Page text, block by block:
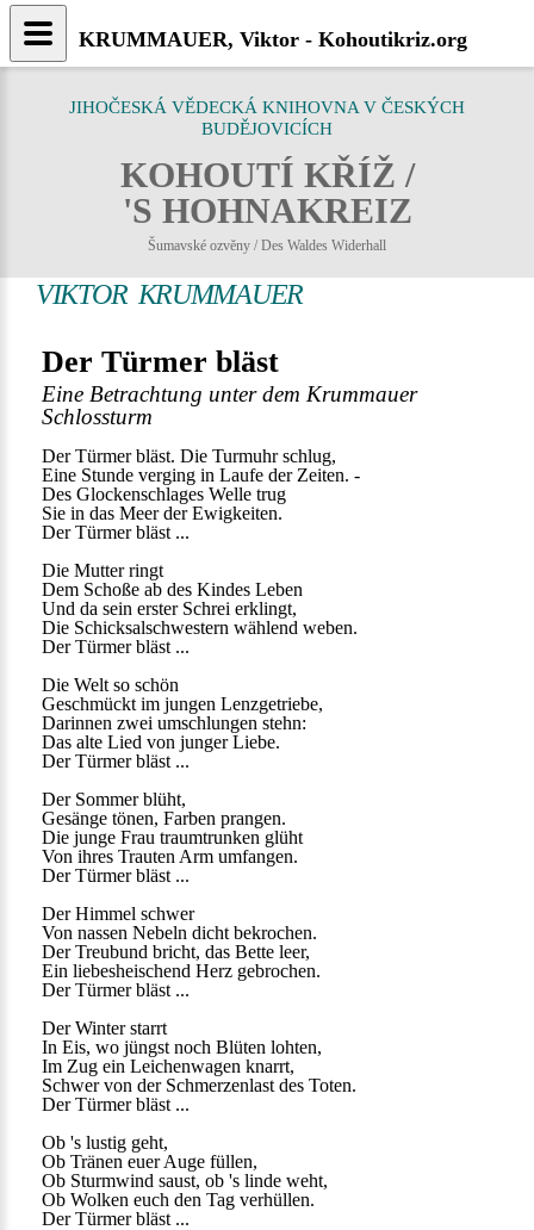
JIHOČESKÁ VĚDECKÁ KNIHOVNA V ČESKÝCH
BUDĚJOVICÍCH
KOHOUTÍ KŘÍŽ /
'S HOHNAKREIZ
Šumavské ozvěny / Des Waldes Widerhall
VIKTOR KRUMMAUER
Der Türmer bläst
Eine Betrachtung unter dem Krummauer
Schlossturm
Der Türmer bläst. Die Turmuhr schlug,
Eine Stunde verging in Laufe der Zeiten. -
Des Glockenschlages Welle trug
Sie in das Meer der Ewigkeiten.
Der Türmer bläst ...
Die Mutter ringt
Dem Schoße ab des Kindes Leben
Und da sein erster Schrei erklingt,
Die Schicksalschwestern wählend weben.
Der Türmer bläst ...
Die Welt so schön
Geschmückt im jungen Lenzgetriebe,
Darinnen zwei umschlungen stehn:
Das alte Lied von junger Liebe.
Der Türmer bläst ...
Der Sommer blüht,
Gesänge tönen, Farben prangen.
Die junge Frau traumtrunken glüht
Von ihres Trauten Arm umfangen.
Der Türmer bläst ...
Der Himmel schwer
Von nassen Nebeln dicht bekrochen.
Der Treubund bricht, das Bette leer,
Ein liebesheischend Herz gebrochen.
Der Türmer bläst ...
Der Winter starrt
In Eis, wo jüngst noch Blüten lohten,
Im Zug ein Leichenwagen knarrt,
Schwer von der Schmerzenlast des Toten.
Der Türmer bläst ...
Ob 's lustig geht,
Ob Tränen euer Auge füllen,
Ob Sturmwind saust, ob 's linde weht,
Ob Wolken euch den Tag verhüllen.
Der Türmer bläst ...
KRUMMAUER, Viktor - Kohoutikriz.org